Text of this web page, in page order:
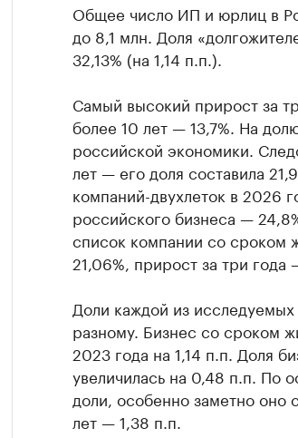
Общее число ИП и юрлиц в
до 8,1 млн. Доля
32,13% (на 1,14 п.п.).
Самый высокий прирост за
более 10 лет — 13,7%. На
российской экономики.
лет — его доля составила
компаний-двухлеток в 2026
российского бизнеса —
список компании со сроком
21,06%, прирост за три года
Доли каждой из
разному. Бизнес со сроком
2023 года на 1,14 п.п. Доля
увеличилась на 0,48 п.п. По
доли, особенно заметно оно
лет — 1,38 п.п.